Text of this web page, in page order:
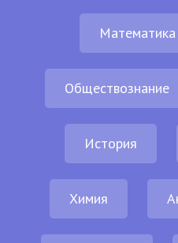
Обществознание
История
Химия